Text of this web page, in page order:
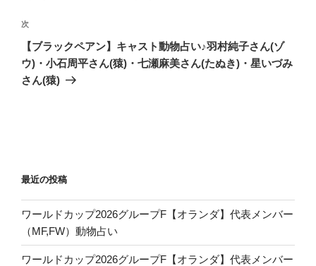
ー
シ
ョ
ン
次
の
投
稿
次
【ブラックペアン】キャスト動物占い♪羽村純子さん(ゾ
ウ)・小石周平さん(猿)・七瀬麻美さん(たぬき)・星いづみ
さん(猿)
最近の投稿
ワールドカップ2026グループF【オランダ】代表メンバー
（MF,FW）動物占い
ワールドカップ2026グループF【オランダ】代表メンバー